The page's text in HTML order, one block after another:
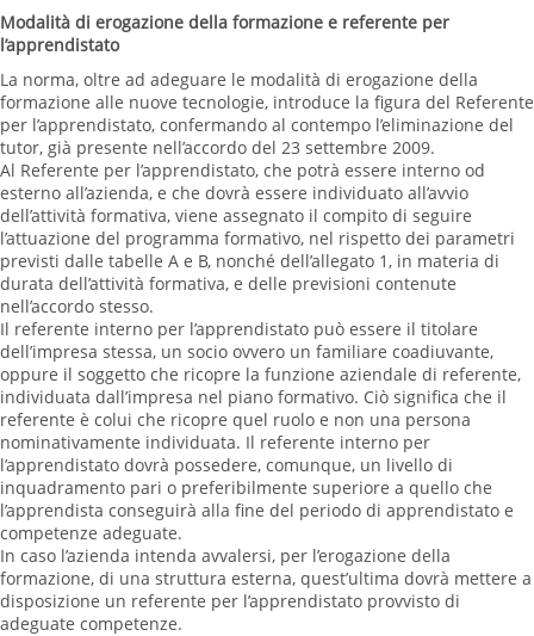
Modalità di erogazione della formazione e referente per
l’apprendistato
La norma, oltre ad adeguare le modalità di erogazione della
formazione alle nuove tecnologie, introduce la figura del Referente
per l’apprendistato, confermando al contempo l’eliminazione del
tutor, già presente nell’accordo del 23 settembre 2009.
Al Referente per l’apprendistato, che potrà essere interno od
esterno all’azienda, e che dovrà essere individuato all’avvio
dell’attività formativa, viene assegnato il compito di seguire
l’attuazione del programma formativo, nel rispetto dei parametri
previsti dalle tabelle A e B, nonché dell’allegato 1, in materia di
durata dell’attività formativa, e delle previsioni contenute
nell’accordo stesso.
Il referente interno per l’apprendistato può essere il titolare
dell’impresa stessa, un socio ovvero un familiare coadiuvante,
oppure il soggetto che ricopre la funzione aziendale di referente,
individuata dall’impresa nel piano formativo. Ciò significa che il
referente è colui che ricopre quel ruolo e non una persona
nominativamente individuata. Il referente interno per
l’apprendistato dovrà possedere, comunque, un livello di
inquadramento pari o preferibilmente superiore a quello che
l’apprendista conseguirà alla fine del periodo di apprendistato e
competenze adeguate.
In caso l’azienda intenda avvalersi, per l’erogazione della
formazione, di una struttura esterna, quest’ultima dovrà mettere a
disposizione un referente per l’apprendistato provvisto di
adeguate competenze.